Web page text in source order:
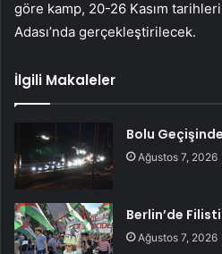
göre kamp, ​​20-26 Kasım
Adası’nda gerçekleştirilecek.
İlgili Makaleler
Bolu
Ağustos 7, 2026
Berlin’de
Ağustos 7, 2026